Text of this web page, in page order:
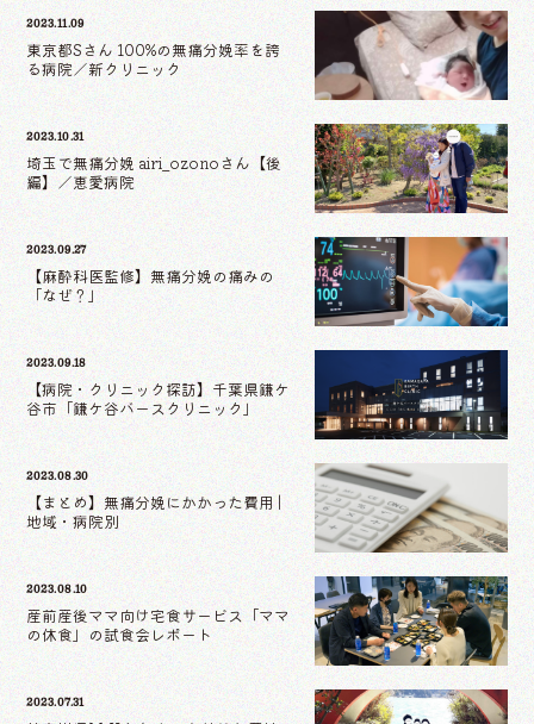
2023.11.09
東京都Sさん 100%の無痛分娩率を誇
る病院／新クリニック
2023.10.31
埼玉で無痛分娩 airi_ozonoさん【後
編】／恵愛病院
2023.09.27
【麻酔科医監修】無痛分娩の痛みの
「なぜ？」
2023.09.18
【病院・クリニック探訪】千葉県鎌ケ
谷市「鎌ケ谷バースクリニック」
2023.08.30
【まとめ】無痛分娩にかかった費用 |
地域・病院別
2023.08.10
産前産後ママ向け宅食サービス「ママ
の休食」の試食会レポート
2023.07.31